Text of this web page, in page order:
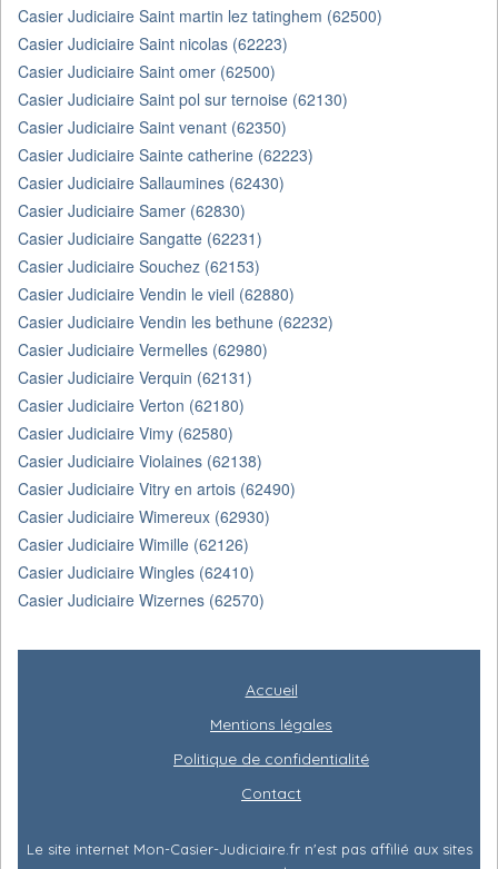
Casier Judiciaire Saint martin lez tatinghem (62500)
Casier Judiciaire Saint nicolas (62223)
Casier Judiciaire Saint omer (62500)
Casier Judiciaire Saint pol sur ternoise (62130)
Casier Judiciaire Saint venant (62350)
Casier Judiciaire Sainte catherine (62223)
Casier Judiciaire Sallaumines (62430)
Casier Judiciaire Samer (62830)
Casier Judiciaire Sangatte (62231)
Casier Judiciaire Souchez (62153)
Casier Judiciaire Vendin le vieil (62880)
Casier Judiciaire Vendin les bethune (62232)
Casier Judiciaire Vermelles (62980)
Casier Judiciaire Verquin (62131)
Casier Judiciaire Verton (62180)
Casier Judiciaire Vimy (62580)
Casier Judiciaire Violaines (62138)
Casier Judiciaire Vitry en artois (62490)
Casier Judiciaire Wimereux (62930)
Casier Judiciaire Wimille (62126)
Casier Judiciaire Wingles (62410)
Casier Judiciaire Wizernes (62570)
Accueil
Mentions légales
Politique de confidentialité
Contact
Le site internet Mon-Casier-Judiciaire.fr n'est pas affilié aux sites